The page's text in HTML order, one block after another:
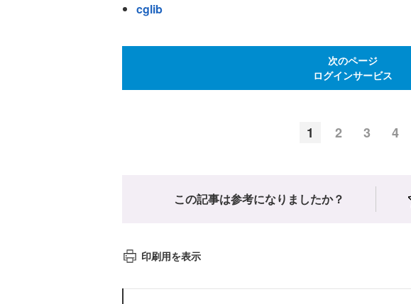
cglib
次のページ
ログインサービス
1 2 3 4
この記事は参考になりましたか？
印刷用を表示